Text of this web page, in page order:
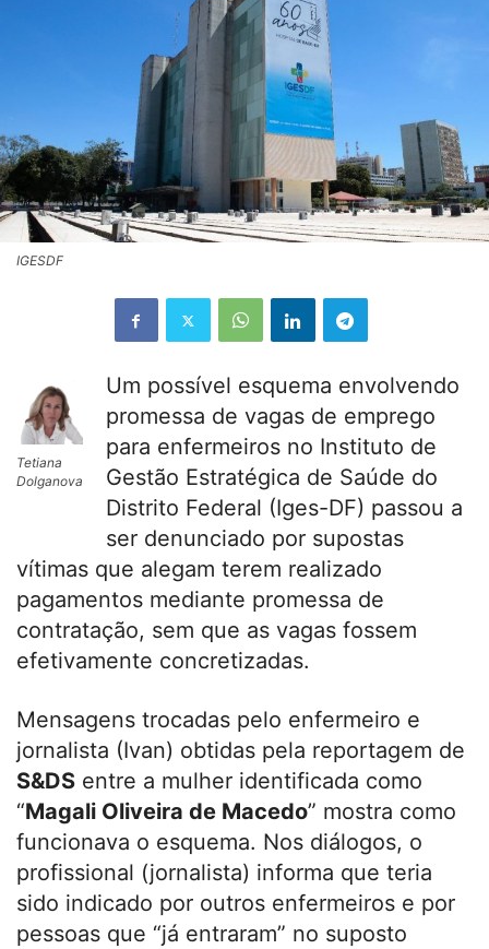
IGESDF
Tetiana
Dolganova
Um possível esquema envolvendo
promessa de vagas de emprego
para enfermeiros no Instituto de
Gestão Estratégica de Saúde do
Distrito Federal (Iges-DF) passou a
ser denunciado por supostas
vítimas que alegam terem realizado
pagamentos mediante promessa de
contratação, sem que as vagas fossem
efetivamente concretizadas.
Mensagens trocadas pelo enfermeiro e
jornalista (Ivan) obtidas pela reportagem de
S&DS entre a mulher identificada como
“Magali Oliveira de Macedo” mostra como
funcionava o esquema. Nos diálogos, o
profissional (jornalista) informa que teria
sido indicado por outros enfermeiros e por
pessoas que “já entraram” no suposto